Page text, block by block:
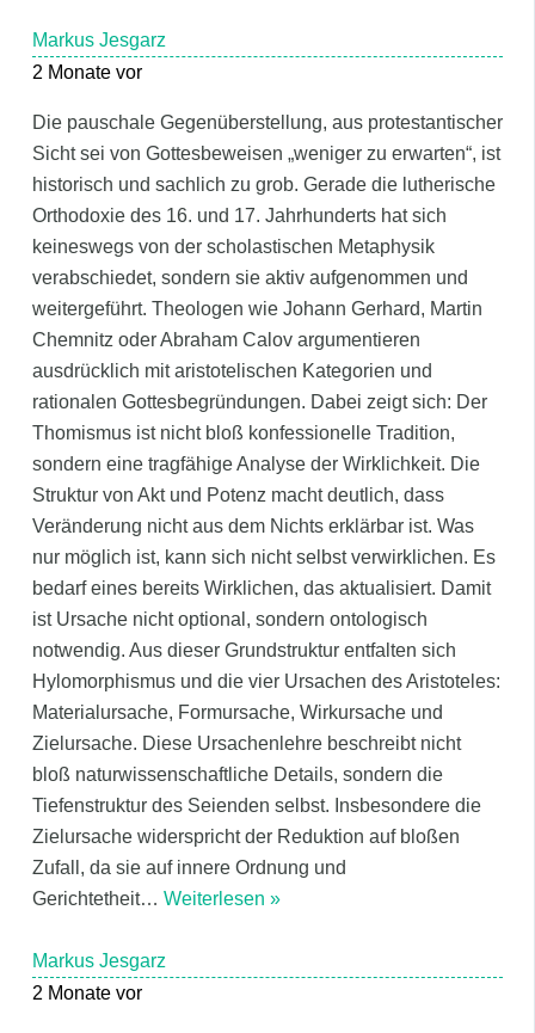
Markus Jesgarz
2 Monate vor
Die pauschale Gegenüberstellung, aus protestantischer
Sicht sei von Gottesbeweisen „weniger zu erwarten“, ist
historisch und sachlich zu grob. Gerade die lutherische
Orthodoxie des 16. und 17. Jahrhunderts hat sich
keineswegs von der scholastischen Metaphysik
verabschiedet, sondern sie aktiv aufgenommen und
weitergeführt. Theologen wie Johann Gerhard, Martin
Chemnitz oder Abraham Calov argumentieren
ausdrücklich mit aristotelischen Kategorien und
rationalen Gottesbegründungen. Dabei zeigt sich: Der
Thomismus ist nicht bloß konfessionelle Tradition,
sondern eine tragfähige Analyse der Wirklichkeit. Die
Struktur von Akt und Potenz macht deutlich, dass
Veränderung nicht aus dem Nichts erklärbar ist. Was
nur möglich ist, kann sich nicht selbst verwirklichen. Es
bedarf eines bereits Wirklichen, das aktualisiert. Damit
ist Ursache nicht optional, sondern ontologisch
notwendig. Aus dieser Grundstruktur entfalten sich
Hylomorphismus und die vier Ursachen des Aristoteles:
Materialursache, Formursache, Wirkursache und
Zielursache. Diese Ursachenlehre beschreibt nicht
bloß naturwissenschaftliche Details, sondern die
Tiefenstruktur des Seienden selbst. Insbesondere die
Zielursache widerspricht der Reduktion auf bloßen
Zufall, da sie auf innere Ordnung und
Gerichtetheit… Weiterlesen »
Markus Jesgarz
2 Monate vor